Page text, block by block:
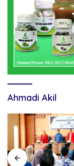
Ahmadi Akil